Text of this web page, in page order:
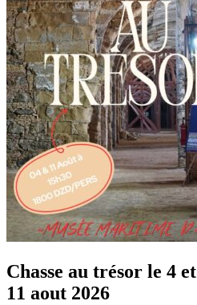
Chasse au trésor le 4 et
11 aout 2026